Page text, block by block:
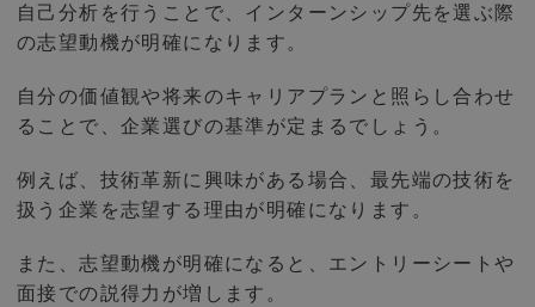
自己分析を行うことで、インターンシップ先を選ぶ際
の志望動機が明確になります。
自分の価値観や将来のキャリアプランと照らし合わせ
ることで、企業選びの基準が定まるでしょう。
例えば、技術革新に興味がある場合、最先端の技術を
扱う企業を志望する理由が明確になります。
また、志望動機が明確になると、エントリーシートや
面接での説得力が増します。